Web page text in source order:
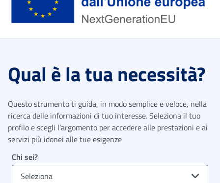
Qual è la tua necessità?
Questo strumento ti guida, in modo semplice e veloce, nella
ricerca delle informazioni di tuo interesse. Seleziona il tuo
profilo e scegli l’argomento per accedere alle prestazioni e ai
servizi più idonei alle tue esigenze
Chi sei?
Seleziona